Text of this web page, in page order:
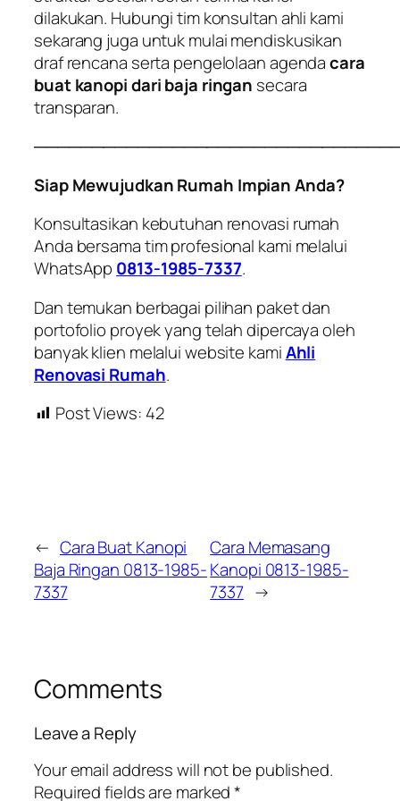
dilakukan. Hubungi tim konsultan ahli kami
sekarang juga untuk mulai mendiskusikan
draf rencana serta pengelolaan agendacara
buat kanopi dari baja ringan secara
transparan.
Siap Mewujudkan Rumah Impian Anda?
Konsultasikan kebutuhan renovasi rumah
Anda bersama tim profesional kami melalui
WhatsApp 0813-1985-7337.
Dan temukan berbagai pilihan paket dan
portofolio proyek yang telah dipercaya oleh
banyak klien melalui website kamiAhli
Renovasi Rumah.
Post Views: 42
← Cara Buat Kanopi
Baja Ringan 0813-1985-
7337
Cara Memasang
Kanopi 0813-1985-
7337 →
Comments
Leave a Reply
Your email address will not be published.
Required fields are marked*